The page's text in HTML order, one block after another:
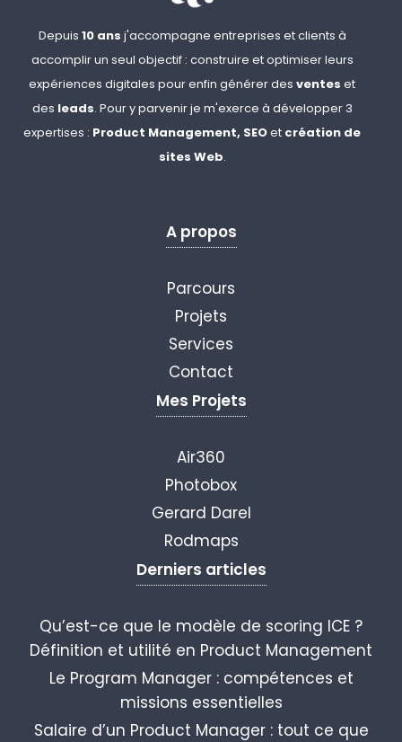
Depuis 10 ans j'accompagne entreprises et clients à
accomplir un seul objectif : construire et optimiser leurs
expériences digitales pour enfin générer des ventes et
des leads. Pour y parvenir je m'exerce à développer 3
expertises : Product Management, SEOet création de
sites Web.
A propos
Parcours
Projets
Services
Contact
Mes Projets
Air360
Photobox
Gerard Darel
Rodmaps
Derniers articles
Qu’est-ce que le modèle de scoring ICE ?
Définition et utilité en Product Management
Le Program Manager : compétences et
missions essentielles
Salaire d’un Product Manager : tout ce que